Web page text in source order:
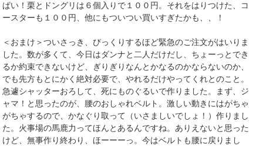
ぱい！栗とドングリは６個入りで１００円。それをはりつけた、コ
ースターも１００円、他にもついつい買いすぎたかも、、！
＜おまけ＞ついさっき、びっくりするほど緊急のご注文がはいりま
した。数が多くて、今日はダンナと二人だけだし、ちょーっとでき
るか約束できないけど、ぎりぎりなんとかなるのかならないのか、
でも先方もとにかく絶対必要で、やれるだけやってくれとのこと。
急遽シャッターおろして、死にものぐるいで作りました。まず、ジ
ャマ！と思ったのが、腰のおしゃれベルト。激しい動きにはがちゃ
がちゃするので、かなぐり取って（いさましいでしょ！）作りまし
た。火事場の馬鹿力ってほんとあるんですね。ありえないと思った
けど、無事作り終わり、ほーーーっ。今はベルトも腰に戻りまし